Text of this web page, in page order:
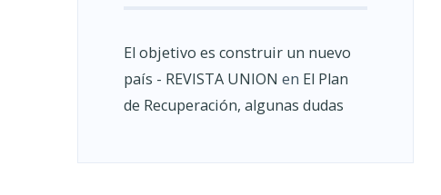
El objetivo es construir un nuevo
país - REVISTA UNION en El Plan
de Recuperación, algunas dudas